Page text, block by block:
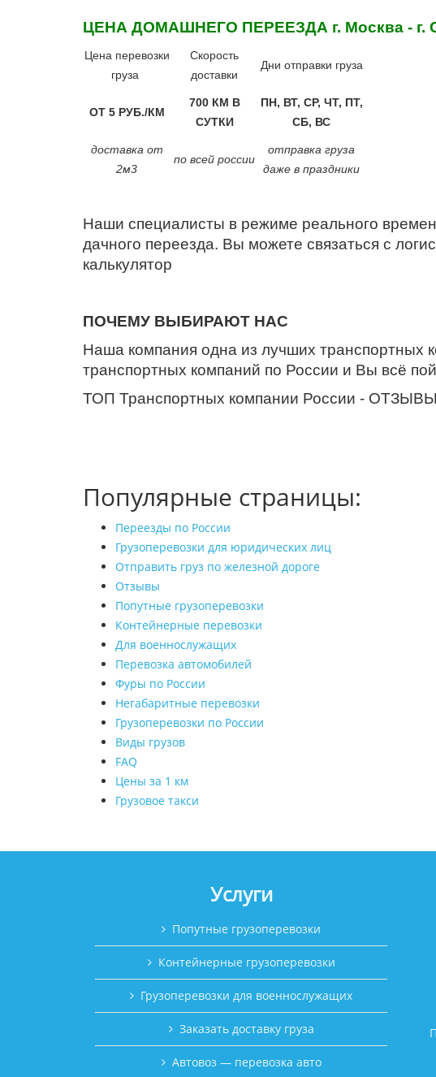
ЦЕНА ДОМАШНЕГО ПЕРЕЕЗДА г. Москва - г.
Цена перевозки
груза
Скорость
доставки
Дни отправки груза
ОТ 5 РУБ./КМ
700 КМ В
СУТКИ
ПН, ВТ, СР, ЧТ, ПТ,
СБ, ВС
доставка от
2м3
по всей россии
отправка груза
даже в праздники
Наши специалисты в режиме реального
дачного переезда. Вы можете связаться с
калькулятор
ПОЧЕМУ ВЫБИРАЮТ НАС
Наша компания одна из лучших транспортных
транспортных компаний по России и Вы всё
ТОП Транспортных компании России -
Популярные страницы:
Переезды по России
Грузоперевозки для юридических лиц
Отправить груз по железной дороге
Отзывы
Попутные грузоперевозки
Контейнерные перевозки
Для военнослужащих
Перевозка автомобилей
Фуры по России
Негабаритные перевозки
Грузоперевозки по России
Виды грузов
FAQ
Цены за 1 км
Грузовое такси
Услуги
Попутные грузоперевозки
Контейнерные грузоперевозки
Грузоперевозки для военнослужащих
Заказать доставку груза
Автовоз — перевозка авто